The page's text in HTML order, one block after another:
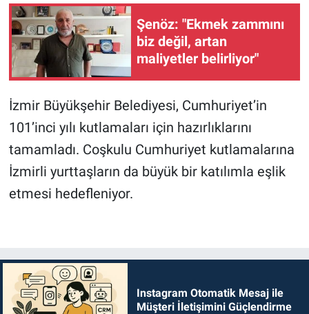
Şenöz: "Ekmek zammını
biz değil, artan
maliyetler belirliyor"
İzmir Büyükşehir Belediyesi, Cumhuriyet’in
101’inci yılı kutlamaları için hazırlıklarını
tamamladı. Coşkulu Cumhuriyet kutlamalarına
İzmirli yurttaşların da büyük bir katılımla eşlik
etmesi hedefleniyor.
Instagram Otomatik Mesaj ile
Müşteri İletişimini Güçlendirme